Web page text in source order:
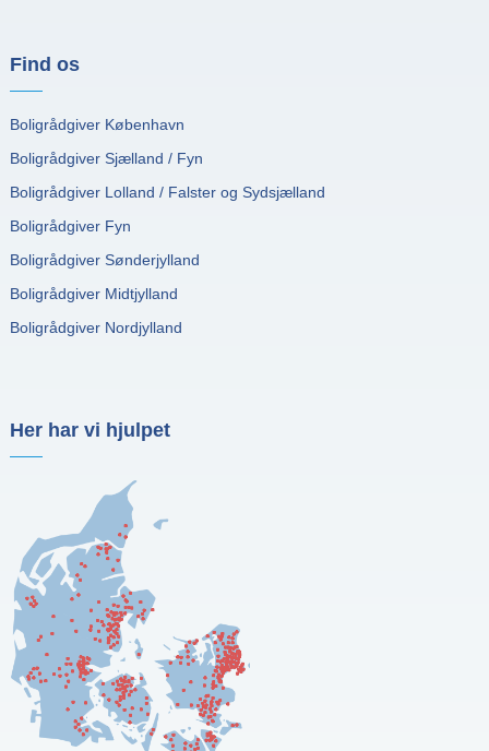
Find os
Boligrådgiver København
Boligrådgiver Sjælland / Fyn
Boligrådgiver Lolland / Falster og Sydsjælland
Boligrådgiver Fyn
Boligrådgiver Sønderjylland
Boligrådgiver Midtjylland
Boligrådgiver Nordjylland
Her har vi hjulpet